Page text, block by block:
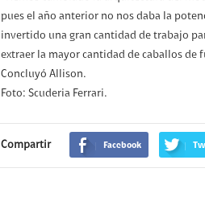
pues el año anterior no nos daba la
invertido una gran cantidad de trabajo
extraer la mayor cantidad de caballos de
Concluyó Allison.
Foto: Scuderia Ferrari.
Compartir Facebook